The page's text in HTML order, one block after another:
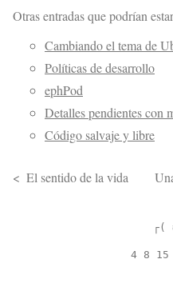
Otras entradas que podrían
Cambiando el tema de
Políticas de desarrollo
ephPod
Detalles pendientes con
Código salvaje y libre
El sentido de la vida
┌(
4 8 15